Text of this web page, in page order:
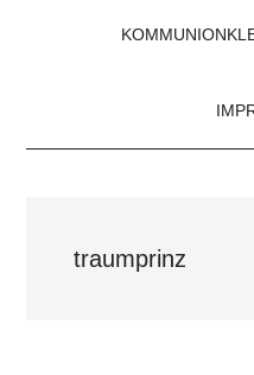
traumprinz